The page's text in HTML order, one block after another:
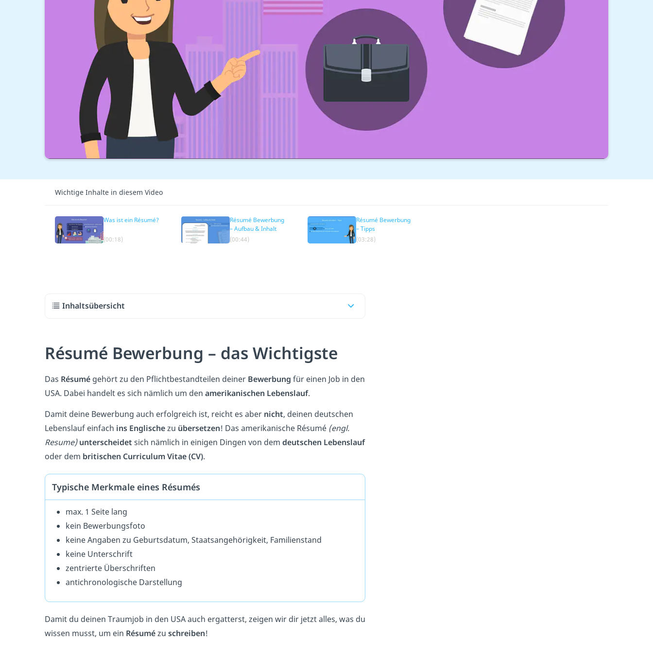
Wichtige Inhalte in diesem Video
Was ist ein Résumé?
(00:18)
Résumé Bewerbung
– Aufbau & Inhalt
(00:44)
Résumé Bewerbung
– Tipps
(03:28)
Inhaltsübersicht
Résumé Bewerbung – das Wichtigste
Das Résumé gehört zu den Pflichtbestandteilen deiner Bewerbung für einen Job in den
USA. Dabei handelt es sich nämlich um den amerikanischen Lebenslauf.
Damit deine Bewerbung auch erfolgreich ist, reicht es aber nicht, deinen deutschen
Lebenslauf einfach ins Englischezu übersetzen! Das amerikanische Résumé (engl.
Resume) unterscheidet sich nämlich in einigen Dingen von dem deutschen Lebenslauf
oder dem britischen Curriculum Vitae (CV).
Typische Merkmale eines Résumés
max. 1 Seite lang
kein Bewerbungsfoto
keine Angaben zu Geburtsdatum, Staatsangehörigkeit, Familienstand
keine Unterschrift
zentrierte Überschriften
antichronologische Darstellung
Damit du deinen Traumjob in den USA auch ergatterst, zeigen wir dir jetzt alles, was du
wissen musst, um ein Résumézu schreiben!